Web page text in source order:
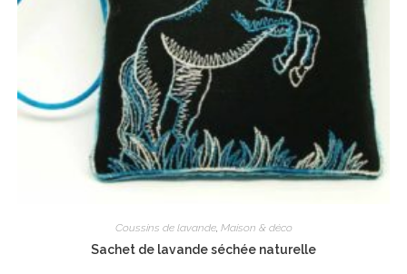
Coussins de lavande, Maison & déco
Sachet de lavande séchée naturelle